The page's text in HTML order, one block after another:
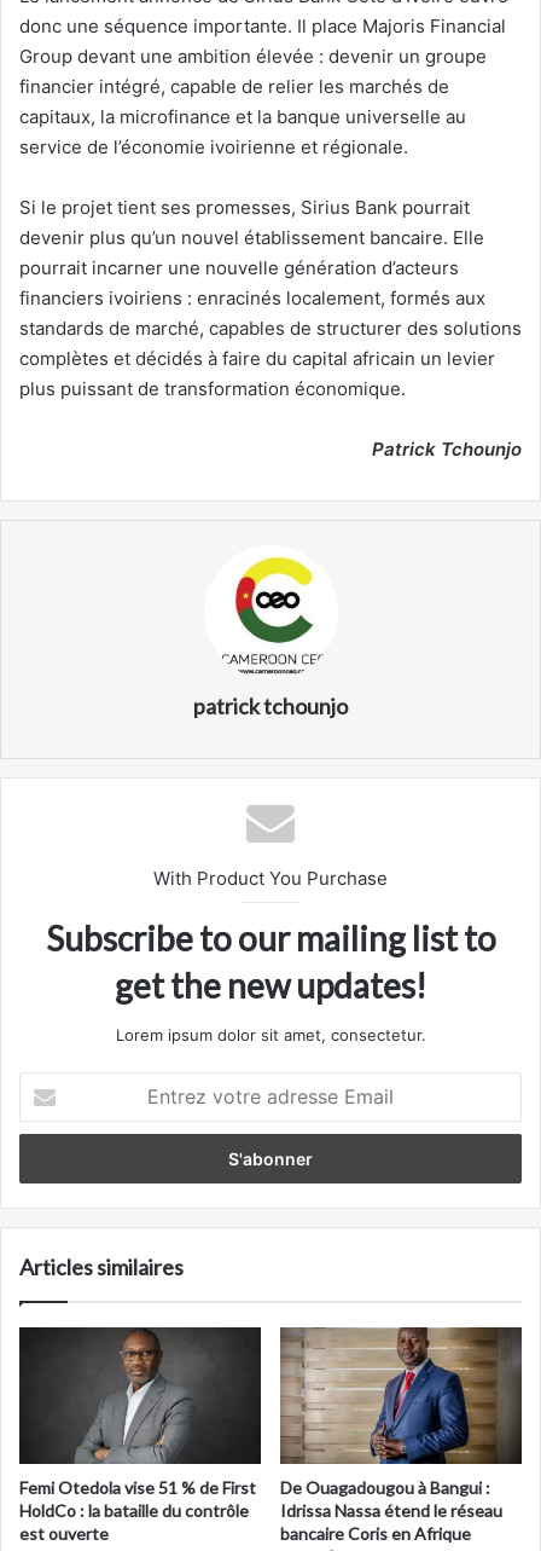
donc une séquence importante. Il place Majoris Financial
Group devant une ambition élevée : devenir un groupe
financier intégré, capable de relier les marchés de
capitaux, la microfinance et la banque universelle au
service de l’économie ivoirienne et régionale.
Si le projet tient ses promesses, Sirius Bank pourrait
devenir plus qu’un nouvel établissement bancaire. Elle
pourrait incarner une nouvelle génération d’acteurs
financiers ivoiriens : enracinés localement, formés aux
standards de marché, capables de structurer des solutions
complètes et décidés à faire du capital africain un levier
plus puissant de transformation économique.
Patrick Tchounjo
patrick tchounjo
With Product You Purchase
Subscribe to our mailing list to
get the new updates!
Lorem ipsum dolor sit amet, consectetur.
votre
adresse
Articles similaires
Femi Otedola vise 51 % de First
HoldCo : la bataille du contrôle
est ouverte
De Ouagadougou à Bangui :
Idrissa Nassa étend le réseau
bancaire Coris en Afrique